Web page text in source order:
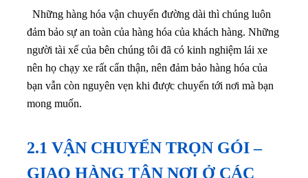
Những hàng hóa vận chuyển đường dài thì chúng luôn
đảm bảo sự an toàn của hàng hóa của khách hàng. Những
người tài xế của bên chúng tôi đã có kinh nghiệm lái xe
nên họ chạy xe rất cẩn thận, nên đảm bảo hàng hóa của
bạn vẫn còn nguyên vẹn khi được chuyển tới nơi mà bạn
mong muốn.
2.1 VẬN CHUYỂN TRỌN GÓI –
GIAO HÀNG TẬN NƠI Ở CÁC